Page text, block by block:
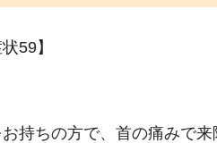
59】
持ちの方で、首の痛みで来